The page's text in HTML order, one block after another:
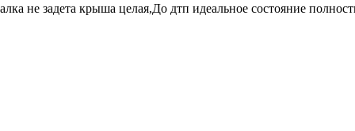
не задета крыша целая,До дтп идеальное состояние